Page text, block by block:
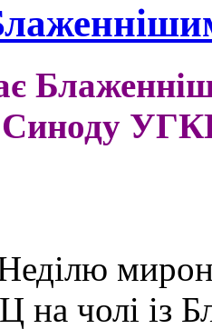
Синоду
на чолі із